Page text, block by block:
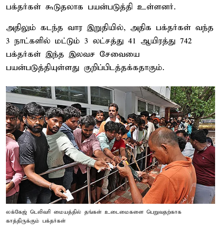
பக்தர்கள் கூடுதலாக பயன்படுத்தி உள்ளனர்.
அதிலும் கடந்த வார இறுதியில், அதிக பக்தர்கள் வந்த
3 நாட்களில் மட்டும் 3 லட்சத்து 41 ஆயிரத்து 742
பக்தர்கள் இந்த இலவச சேவையை
பயன்படுத்தியுள்ளது குறிப்பிடத்தக்கதாகும்.
லக்கேஜ் டெலிவரி மையத்தில் தங்கள் உடைமைகளை பெறுவதற்காக
காத்திருக்கும் பக்தர்கள்